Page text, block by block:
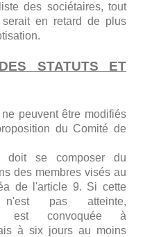
des sociétaires, tout
serait en retard de plus
STATUTS ET
peuvent être modifiés
du Comité de
doit se composer du
des membres visés au
de l'article 9. Si cette
n'est pas atteinte,
est convoquée à
à six jours au moins